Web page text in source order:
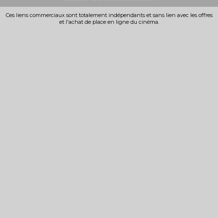
Ces liens commerciaux sont totalement indépendants et sans lien avec les offres
et l'achat de place en ligne du cinéma.